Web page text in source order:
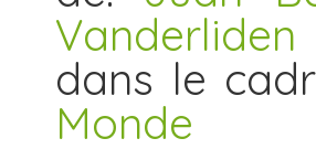
Vanderliden
dans le
Monde